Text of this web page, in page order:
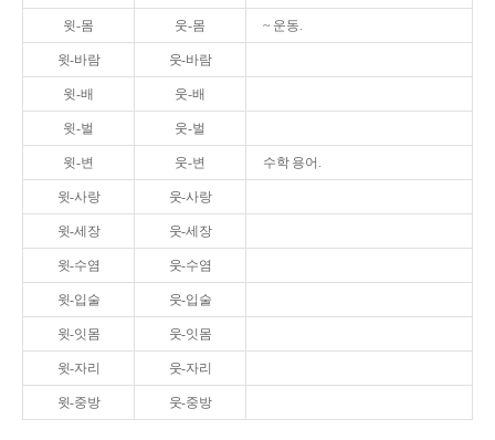
윗-몸 웃-몸 ~ 운동.
윗-바람 웃-바람
윗-배 웃-배
윗-벌 웃-벌
윗-변 웃-변 수학 용어.
윗-사랑 웃-사랑
윗-세장 웃-세장
윗-수염 웃-수염
윗-입술 웃-입술
윗-잇몸 웃-잇몸
윗-자리 웃-자리
윗-중방 웃-중방